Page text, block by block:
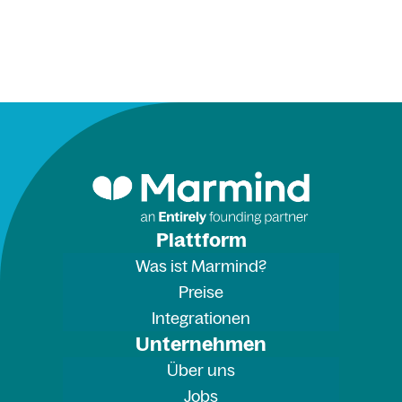
Plattform
Was ist Marmind?
Preise
Integrationen
Unternehmen
Über uns
Jobs